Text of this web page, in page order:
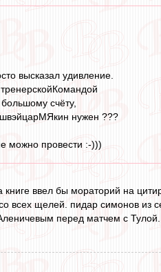
высказал удивление.
счёту,
нужен ???
можно провести :-)))
ввел бы мораторий на
всех щелей. пидар симонов из
перед матчем с